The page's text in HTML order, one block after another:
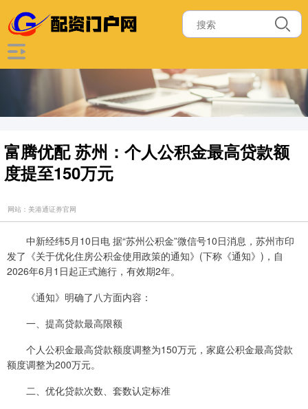
富腾优配 苏州：个人公积金最高贷款额
度提至150万元
网站：美港通证券官网
中新经纬5月10日电 据“苏州公积金”微信号10日消息，苏州市印
发了《关于优化住房公积金使用政策的通知》(下称《通知》)，自
2026年6月1日起正式施行，有效期2年。
《通知》明确了八方面内容：
一、提高贷款最高限额
个人公积金最高贷款额度调整为150万元，家庭公积金最高贷款
额度调整为200万元。
二、优化贷款次数、套数认定标准